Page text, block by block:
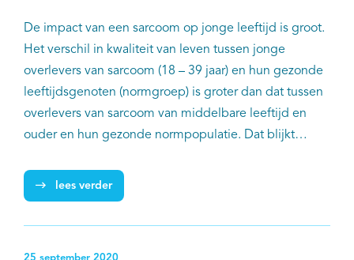
De impact van een sarcoom op jonge leeftijd is groot.
Het verschil in kwaliteit van leven tussen jonge
overlevers van sarcoom (18 – 39 jaar) en hun gezonde
leeftijdsgenoten (normgroep) is groter dan dat tussen
overlevers van sarcoom van middelbare leeftijd en
ouder en hun gezonde normpopulatie. Dat blijkt
van der Graaf, AVL en Erasmus MC en dr. Olga
Husson, NKI. De uitkomsten zijn beschreven in
lees verder